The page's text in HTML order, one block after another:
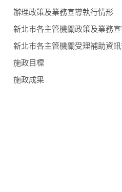
辦理政策及業務宣導執行情形
新北市各主管機關政策及業務
新北市各主管機關受理補助資
施政目標
施政成果